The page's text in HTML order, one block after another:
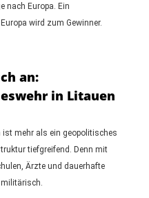
nach Europa. Ein
wird zum Gewinner.
an:
in Litauen
ist mehr als ein geopolitisches
tiefgreifend. Denn mit
Ärzte und dauerhafte